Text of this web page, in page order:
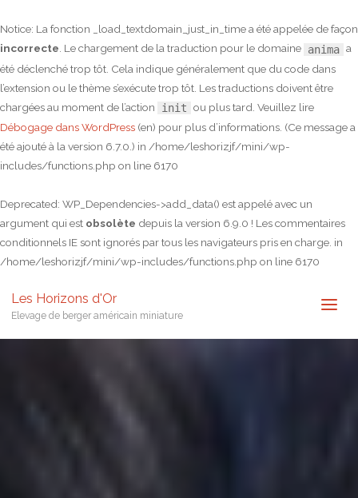
Notice: La fonction _load_textdomain_just_in_time a été appelée de façon
incorrecte . Le chargement de la traduction pour le domaine anima a
été déclenché trop tôt. Cela indique généralement que du code dans
l’extension ou le thème s’exécute trop tôt. Les traductions doivent être
chargées au moment de l’action
init ou plus tard. Veuillez lire
Débogage dans WordPress (en) pour plus d’informations. (Ce message a
été ajouté à la version 6.7.0.) in /home/leshorizjf/mini/wp-
includes/functions.php on line 6170
Deprecated: WP_Dependencies->add_data() est appelé avec un
argument qui est obsolète depuis la version 6.9.0 ! Les commentaires
conditionnels IE sont ignorés par tous les navigateurs pris en charge. in
/home/leshorizjf/mini/wp-includes/functions.php on line 6170
Les Horizons d'Or
Elevage de berger américain miniature